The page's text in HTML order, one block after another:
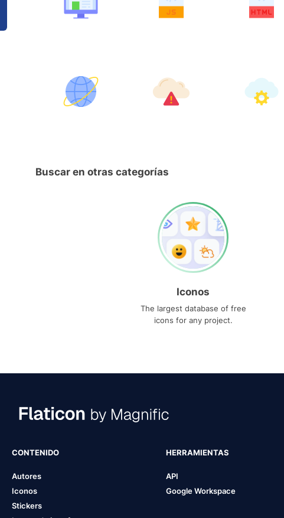
Buscar en otras categorías
Iconos
The largest database of free
icons for any project.
CONTENIDO
Autores
Iconos
Stickers
HERRAMIENTAS
API
Google Workspace